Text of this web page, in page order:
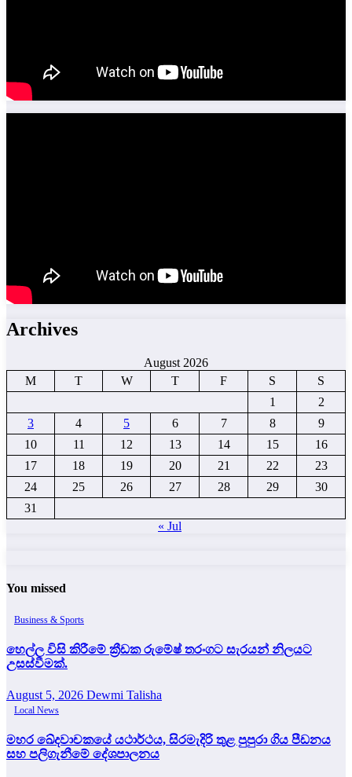
Archives
August 2026
M
T W T F S
S
1
2
3
4 5 6 7 8
9
10
11 12 13 14 15
16
17
18 19 20 21 22
23
24
25 26 27 28 29
30
31
« Jul
You missed
Business & Sports
හෙල්ල විසි කිරීමේ ක්‍රීඩක රුමේෂ් තරංගට සැරයන් නිලයට
උසස්වීමක්.
August 5, 2026 Dewmi Talisha
Local News
මහර ඛේදවාචකයේ යථාර්ථය, සිරමැදිරි තුළ පුපුරා ගිය පීඩනය
සහ පලිගැනීමේ දේශපාලනය